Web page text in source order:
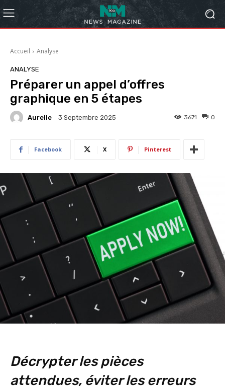
Accueil Analyse
ANALYSE
Préparer un appel d’offres
graphique en 5 étapes
Aurelie 3 Septembre 2025 0
3671
Facebook X Pinterest
Décrypter les pièces
attendues, éviter les erreurs